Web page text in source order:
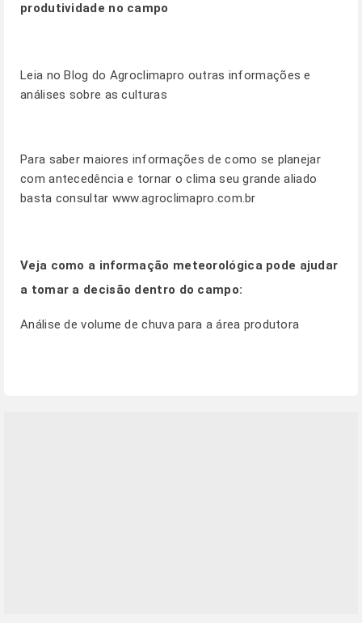
produtividade no campo
Leia no Blog do Agroclimapro outras informações e
análises sobre as culturas
Para saber maiores informações de como se planejar
com antecedência e tornar o clima seu grande aliado
basta consultar www.agroclimapro.com.br
Veja como a informação meteorológica pode ajudar
a tomar a decisão dentro do campo:
Análise de volume de chuva para a área produtora